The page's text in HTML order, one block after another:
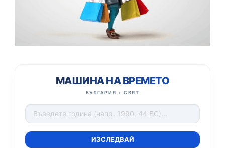
МАШИНА НА ВРЕМЕТО
БЪЛГАРИЯ + СВЯТ
ИЗСЛЕДВАЙ